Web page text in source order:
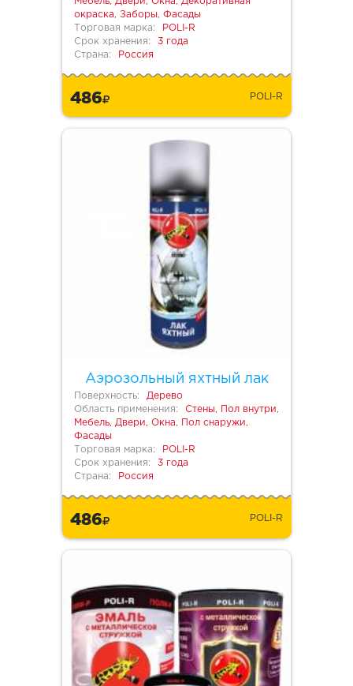
окраска, Заборы, Фасады
Торговая марка:
POLI-R
Срок хранения:
3 года
Страна:
Россия
486 POLI-R
Аэрозольный яхтный лак
Поверхность:
Дерево
Область применения:
Стены, Пол внутри,
Мебель, Двери, Окна, Пол снаружи,
Фасады
Торговая марка:
POLI-R
Срок хранения:
3 года
Страна:
Россия
486 POLI-R